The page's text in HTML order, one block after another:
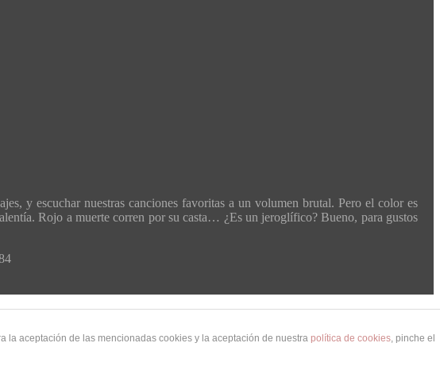
y escuchar nuestras canciones favoritas a un volumen brutal. Pero el color es
Rojo a muerte corren por su casta… ¿Es un jeroglífico? Bueno, para gustos
aceptación de las mencionadas cookies y la aceptación de nuestra política de cookies , pinche el